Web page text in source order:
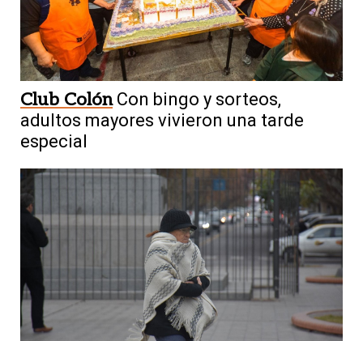
Club Colón Con bingo y sorteos,
adultos mayores vivieron una tarde
especial